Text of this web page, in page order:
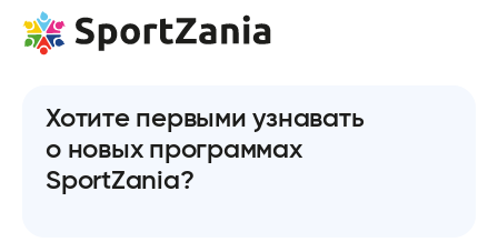
Хотите первыми узнавать
о новых программах
SportZania?